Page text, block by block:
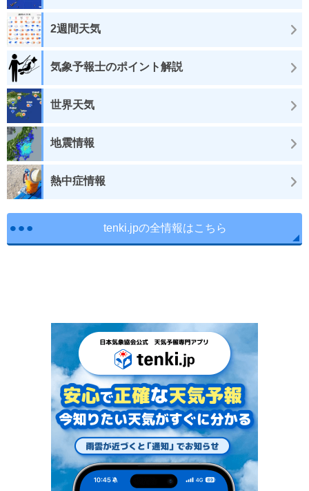
2週間天気
気象予報士のポイント解説
世界天気
地震情報
熱中症情報
tenki.jpの全情報はこちら